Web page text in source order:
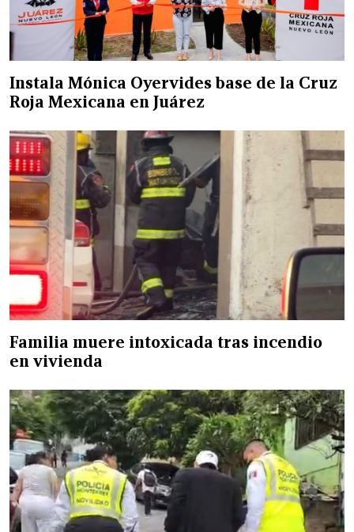
Instala Mónica Oyervides base de la Cruz
Roja Mexicana en Juárez
Familia muere intoxicada tras incendio
en vivienda